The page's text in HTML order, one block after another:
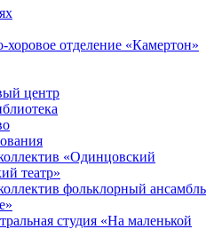
хоровое отделение «Камертон»
центр
«Одинцовский
театр»
фольклорный ансамбль
студия «На маленькой